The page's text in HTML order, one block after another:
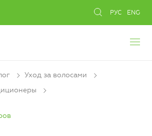
РУС ENG
Уход за волосами